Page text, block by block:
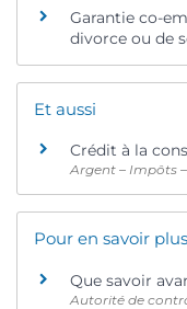
Garantie co-
divorce ou de
Et aussi
Crédit à la
Argent – Impôts
Pour en savoir plus
Que savoir
Autorité de